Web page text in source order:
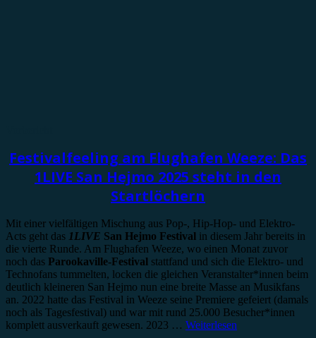
Festivalfeeling am Flughafen Weeze: Das
1LIVE San Hejmo 2025 steht in den
Startlöchern
Mit einer vielfältigen Mischung aus Pop-, Hip-Hop- und Elektro-
Acts geht das 1LIVE San Hejmo Festival in diesem Jahr bereits in
die vierte Runde. Am Flughafen Weeze, wo einen Monat zuvor
noch das Parookaville-Festival stattfand und sich die Elektro- und
Technofans tummelten, locken die gleichen Veranstalter*innen beim
deutlich kleineren San Hejmo nun eine breite Masse an Musikfans
an. 2022 hatte das Festival in Weeze seine Premiere gefeiert (damals
noch als Tagesfestival) und war mit rund 25.000 Besucher*innen
komplett ausverkauft gewesen. 2023 … Weiterlesen